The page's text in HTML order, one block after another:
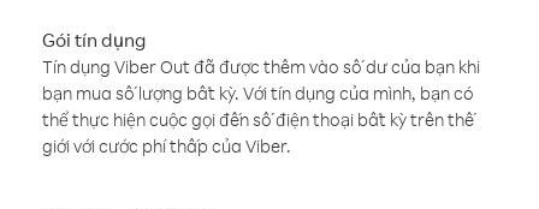
Gói tín dụng
Tín dụng Viber Out đã được thêm vào số dư của bạn khi
bạn mua số lượng bất kỳ. Với tín dụng của mình, bạn có
thể thực hiện cuộc gọi đến số điện thoại bất kỳ trên thế
giới với cước phí thấp của Viber.